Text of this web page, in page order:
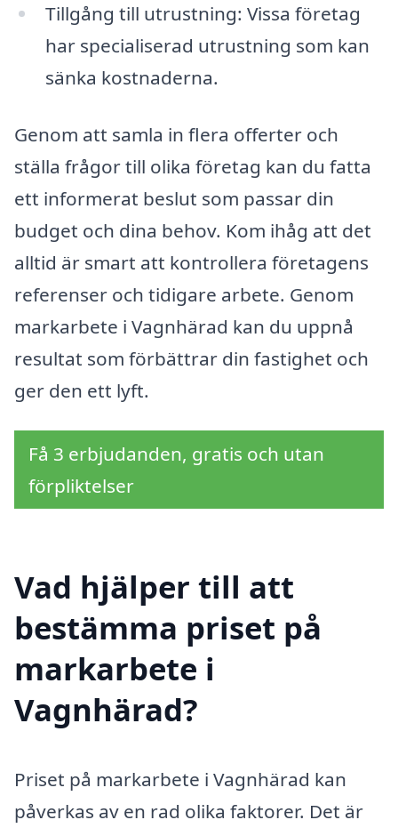
Tillgång till utrustning: Vissa företag
har specialiserad utrustning som kan
sänka kostnaderna.
Genom att samla in flera offerter och
ställa frågor till olika företag kan du fatta
ett informerat beslut som passar din
budget och dina behov. Kom ihåg att det
alltid är smart att kontrollera företagens
referenser och tidigare arbete. Genom
markarbete i Vagnhärad kan du uppnå
resultat som förbättrar din fastighet och
ger den ett lyft.
Få 3 erbjudanden, gratis och utan
förpliktelser
Vad hjälper till att
bestämma priset på
markarbete i
Vagnhärad?
Priset på markarbete i Vagnhärad kan
påverkas av en rad olika faktorer. Det är